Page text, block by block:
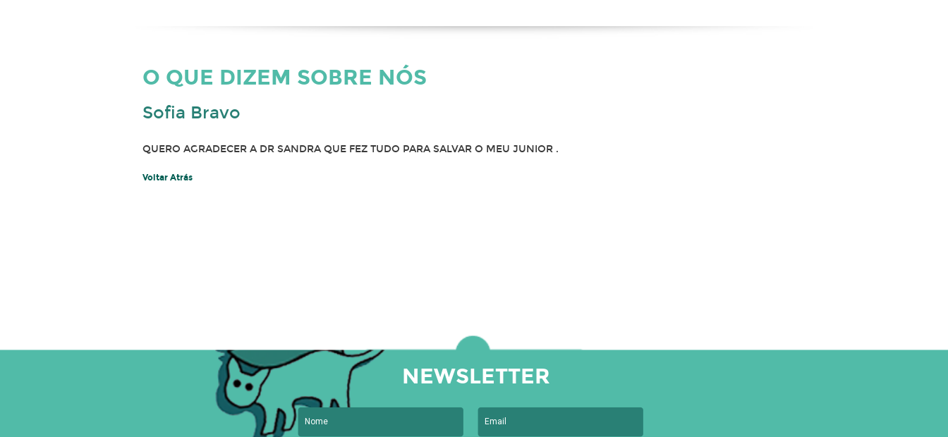
O QUE DIZEM SOBRE NÓS
Sofia Bravo
QUERO AGRADECER A DR SANDRA QUE FEZ TUDO PARA SALVAR O MEU JUNIOR .
Voltar Atrás
NEWSLETTER